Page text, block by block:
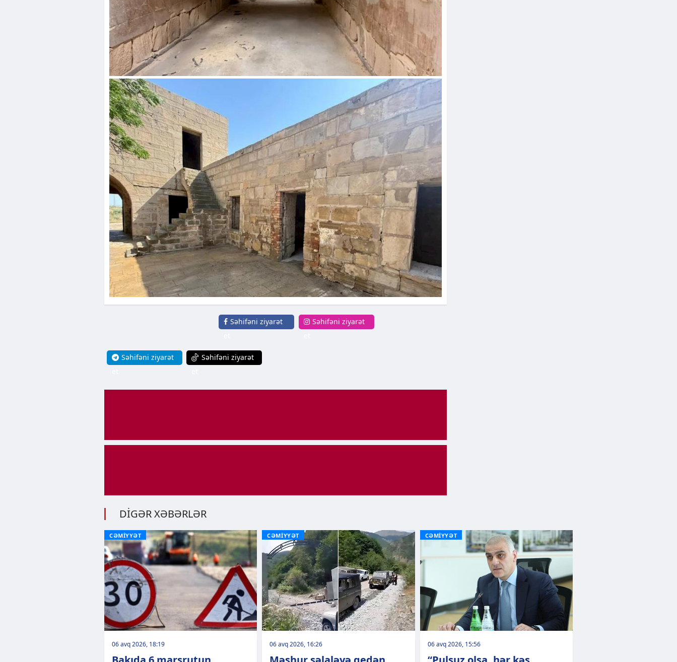
Səhifəni ziyarət
Səhifəni ziyarət
Səhifəni ziyarət
Səhifəni ziyarət
DİGƏR XƏBƏRLƏR
CƏMİYYƏT
06 avq 2026, 18:19
CƏMİYYƏT
06 avq 2026, 16:26
CƏMİYYƏT
06 avq 2026, 15:56